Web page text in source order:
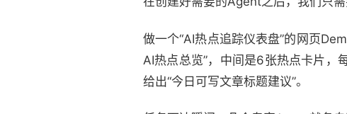
做一个“AI热点追踪仪表盘”的网页
AI热点总览”，中间是6张热点卡片，
给出“今日可写文章标题建议”。